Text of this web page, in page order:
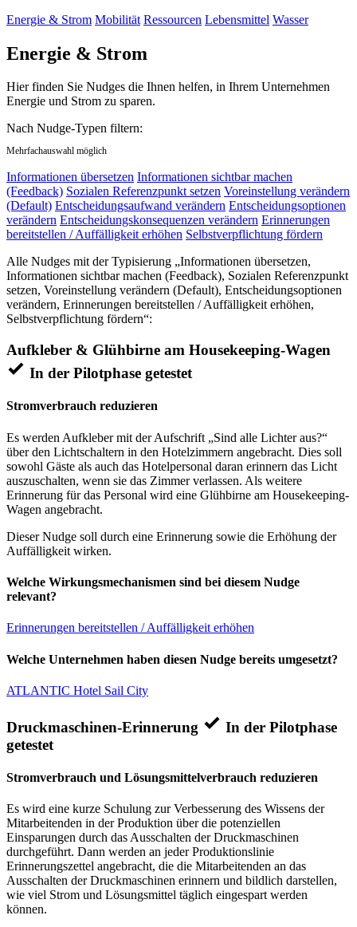
Energie & Strom Mobilität Ressourcen Lebensmittel Wasser
Energie & Strom
Hier finden Sie Nudges die Ihnen helfen, in Ihrem Unternehmen
Energie und Strom zu sparen.
Nach Nudge-Typen filtern:
Mehrfachauswahl möglich
Informationen übersetzen Informationen sichtbar machen
(Feedback) Sozialen Referenzpunkt setzen Voreinstellung verändern
(Default) Entscheidungsaufwand verändern Entscheidungsoptionen
verändern Entscheidungskonsequenzen verändern Erinnerungen
bereitstellen / Auffälligkeit erhöhen Selbstverpflichtung fördern
Alle Nudges mit der Typisierung „Informationen übersetzen,
Informationen sichtbar machen (Feedback), Sozialen Referenzpunkt
setzen, Voreinstellung verändern (Default), Entscheidungsoptionen
verändern, Erinnerungen bereitstellen / Auffälligkeit erhöhen,
Selbstverpflichtung fördern“:
Aufkleber & Glühbirne am Housekeeping-Wagen
In der Pilotphase getestet
Stromverbrauch reduzieren
Es werden Aufkleber mit der Aufschrift „Sind alle Lichter aus?“
über den Lichtschaltern in den Hotelzimmern angebracht. Dies soll
sowohl Gäste als auch das Hotelpersonal daran erinnern das Licht
auszuschalten, wenn sie das Zimmer verlassen. Als weitere
Erinnerung für das Personal wird eine Glühbirne am Housekeeping-
Wagen angebracht.
Dieser Nudge soll durch eine Erinnerung sowie die Erhöhung der
Auffälligkeit wirken.
Welche Wirkungsmechanismen sind bei diesem Nudge
relevant?
Erinnerungen bereitstellen / Auffälligkeit erhöhen
Welche Unternehmen haben diesen Nudge bereits umgesetzt?
ATLANTIC Hotel Sail City
Druckmaschinen-Erinnerung
In der Pilotphase
getestet
Stromverbrauch und Lösungsmittelverbrauch reduzieren
Es wird eine kurze Schulung zur Verbesserung des Wissens der
Mitarbeitenden in der Produktion über die potenziellen
Einsparungen durch das Ausschalten der Druckmaschinen
durchgeführt. Dann werden an jeder Produktionslinie
Erinnerungszettel angebracht, die die Mitarbeitenden an das
Ausschalten der Druckmaschinen erinnern und bildlich darstellen,
wie viel Strom und Lösungsmittel täglich eingespart werden
können.